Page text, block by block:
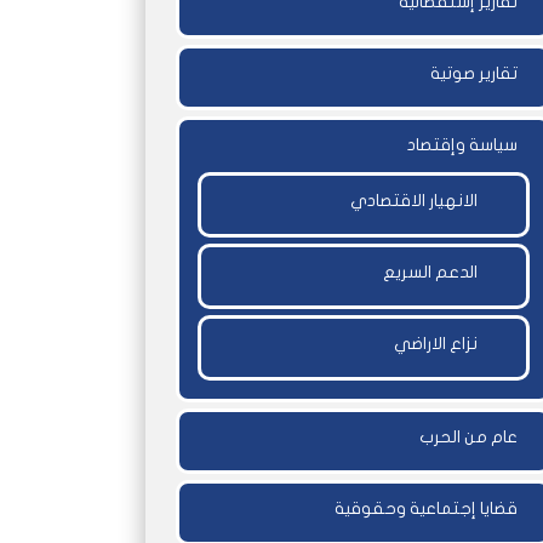
تقارير صوتية
سياسة وإقتصاد
الانهيار الاقتصادي
الدعم السريع
نزاع الاراضي
عام من الحرب
قضايا إجتماعية وحقوقية